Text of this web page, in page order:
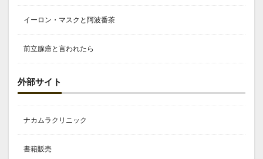
イーロン・マスクと阿波番茶
前立腺癌と言われたら
外部サイト
ナカムラクリニック
書籍販売